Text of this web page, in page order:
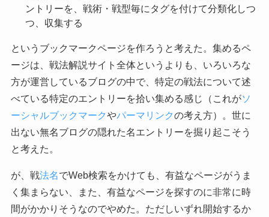
ントリーを、戦術・戦型毎にタグを付けて分類化しつ
つ、収集する
というブックマークページを作ろうと考えた。集めるペ
ージは、戦法解説サイト全体というよりも、いろいろな
方が運営しているブログの中で、特定の戦法について述
べている特定のエントリーを拾い集める感じ（これがソ
ーシャルブックマークやパーマリンクの考え方）。世に
出ない無名ブログの隠れた名エントリーを掘り起こそう
と考えた。
が、戦法名でWeb検索をかけても、有益なページがうま
く集まらない、また、有益なページを探すのに非常に時
間がかかりそうなのでやめた。ただしいずれ開始するか